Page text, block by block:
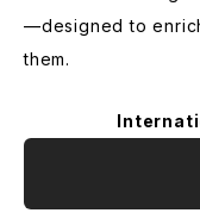
—designed to
them.